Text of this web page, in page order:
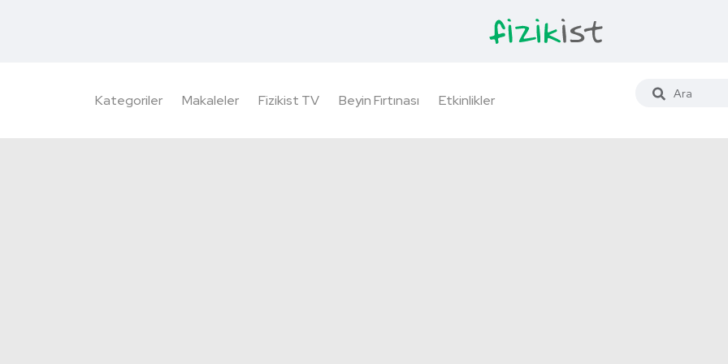
Kategoriler Makaleler Fizikist TV Beyin Fırtınası Etkinlikler